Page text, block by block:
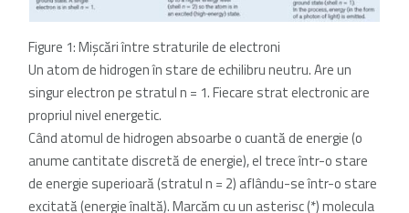
Figure 1: Mişcări între straturile de electroni
Un atom de hidrogen în stare de echilibru neutru. Are un
singur electron pe stratul n = 1. Fiecare strat electronic are
propriul nivel energetic.
Când atomul de hidrogen absoarbe o cuantă de energie (o
anume cantitate discretă de energie), el trece într-o stare
de energie superioară (stratul n = 2) aflându-se într-o stare
excitată (energie înaltă). Marcăm cu un asterisc (*) molecula